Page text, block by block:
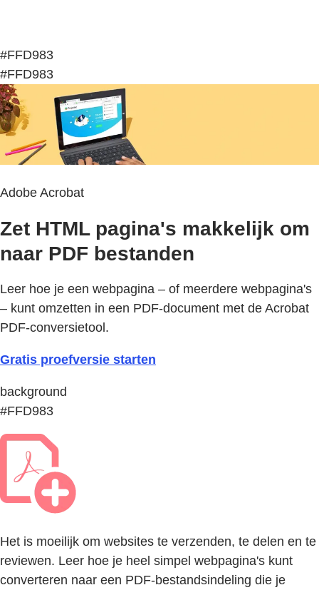
#FFD983
#FFD983
Adobe Acrobat
Zet HTML pagina's makkelijk om
naar PDF bestanden
Leer hoe je een webpagina – of meerdere webpagina's
– kunt omzetten in een PDF-document met de Acrobat
PDF-conversietool.
Gratis proefversie starten
background
#FFD983
Het is moeilijk om websites te verzenden, te delen en te
reviewen. Leer hoe je heel simpel webpagina's kunt
converteren naar een PDF-bestandsindeling die je